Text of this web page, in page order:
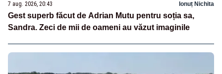
7 aug. 2026, 20:43 Ionuț Nichita
Gest superb făcut de Adrian Mutu pentru soția sa,
Sandra. Zeci de mii de oameni au văzut imaginile